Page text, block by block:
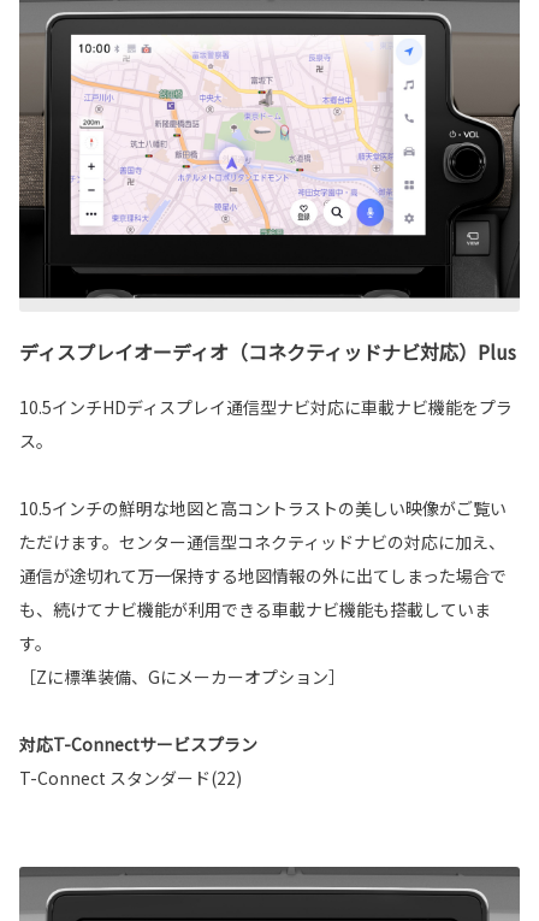
ディスプレイオーディオ（コネクティッドナビ対応）Plus
10.5インチHDディスプレイ通信型ナビ対応に車載ナビ機能をプラ
ス。
10.5インチの鮮明な地図と高コントラストの美しい映像がご覧い
ただけます。センター通信型コネクティッドナビの対応に加え、
通信が途切れて万一保持する地図情報の外に出てしまった場合で
も、続けてナビ機能が利用できる車載ナビ機能も搭載していま
す。
［Zに標準装備、Gにメーカーオプション］
対応T-Connectサービスプラン
T-Connect スタンダード(22)